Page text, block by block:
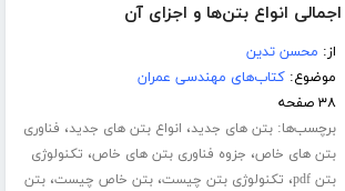
انواع بتن‌ها و اجزای آن
از: محسن تدین
موضوع:کتاب‌های مهندسی عمران
۳۸ صفحه
برچسب‌ها:بتن های جدید، انواع بتن های جدید، فناوری
بتن های خاص، جزوه فناوری بتن های خاص، تکنولوژی
بتن pdf
، تکنولوژی بتن چیست،بتن خاص چیست،بتن